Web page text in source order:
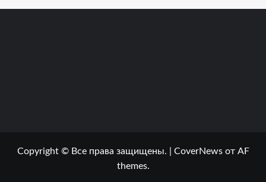
Copyright © Все права защищены. CoverNewsот AF
themes.